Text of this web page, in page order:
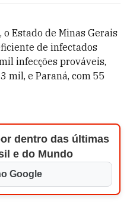
Estado de Minas Gerais
de infectados
infecções prováveis,
mil, e Paraná, com 55
dentro das últimas
e do Mundo
Google